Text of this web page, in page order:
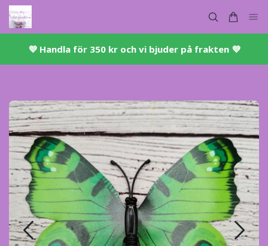
💜 ​Handla för 350 kr och vi bjuder på frakten 💜​